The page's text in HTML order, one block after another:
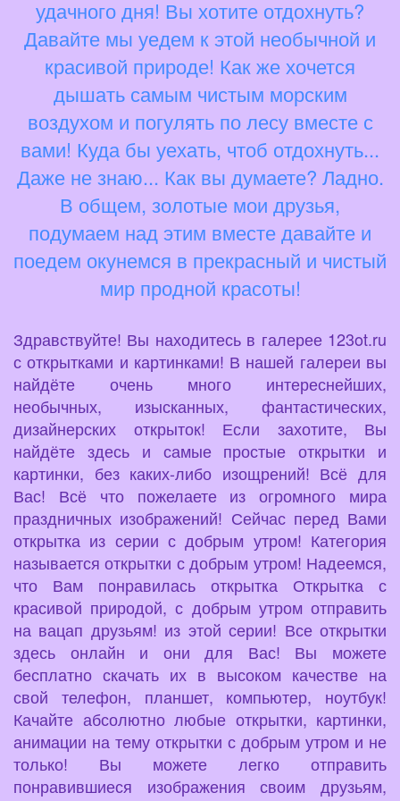
удачного дня! Вы хотите отдохнуть?
Давайте мы уедем к этой необычной и
красивой природе! Как же хочется
дышать самым чистым морским
воздухом и погулять по лесу вместе с
вами! Куда бы уехать, чтоб отдохнуть...
Даже не знаю... Как вы думаете? Ладно.
В общем, золотые мои друзья,
подумаем над этим вместе давайте и
поедем окунемся в прекрасный и чистый
мир продной красоты!
Здравствуйте! Вы находитесь в галерее 123ot.ru
с открытками и картинками! В нашей галереи вы
найдёте очень много интереснейших,
необычных, изысканных, фантастических,
дизайнерских открыток! Если захотите, Вы
найдёте здесь и самые простые открытки и
картинки, без каких-либо изощрений! Всё для
Вас! Всё что пожелаете из огромного мира
праздничных изображений! Сейчас перед Вами
открытка из серии с добрым утром! Категория
называется открытки с добрым утром! Надеемся,
что Вам понравилась открытка Открытка с
красивой природой, с добрым утром отправить
на вацап друзьям! из этой серии! Все открытки
здесь онлайн и они для Вас! Вы можете
бесплатно скачать их в высоком качестве на
свой телефон, планшет, компьютер, ноутбук!
Качайте абсолютно любые открытки, картинки,
анимации на тему открытки с добрым утром и не
только! Вы можете легко отправить
понравившиеся изображения своим друзьям,